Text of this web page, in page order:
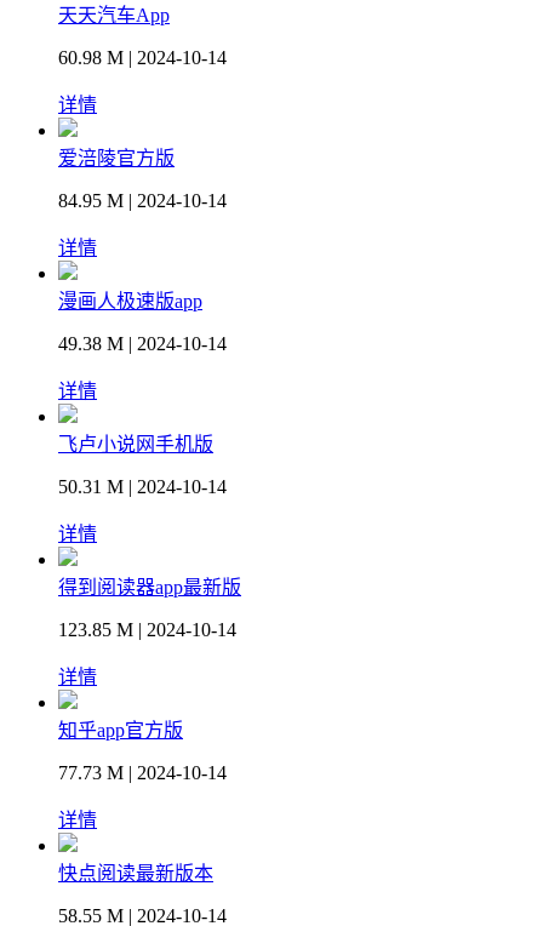
天天汽车App
60.98 M | 2024-10-14
详情
爱涪陵官方版
84.95 M | 2024-10-14
详情
漫画人极速版app
49.38 M | 2024-10-14
详情
飞卢小说网手机版
50.31 M | 2024-10-14
详情
得到阅读器app最新版
123.85 M | 2024-10-14
详情
知乎app官方版
77.73 M | 2024-10-14
详情
快点阅读最新版本
58.55 M | 2024-10-14